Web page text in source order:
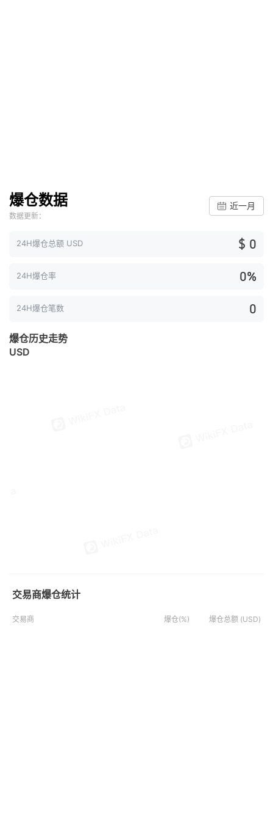
爆仓数据
数据更新：
近一月
24H爆仓总额 USD $ 0
24H爆仓率 0%
24H爆仓笔数 0
爆仓历史走势
USD
交易商爆仓统计
交易商 爆仓(%) 爆仓总额 (USD)